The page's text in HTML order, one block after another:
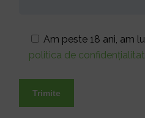
Am peste 18 ani, am
politica de